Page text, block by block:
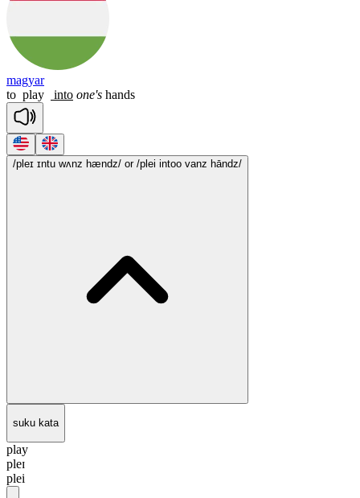
magyar
to play into one's hands
/pleɪ ɪntu wʌnz hændz/ or /plei intoo vanz hāndz/
suku kata
play
pleɪ
plei